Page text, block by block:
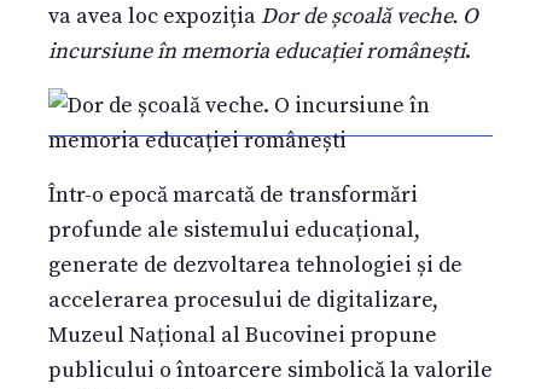
va avea loc expoziția Dor de școală veche. O
incursiune în memoria educației românești.
Într-o epocă marcată de transformări
profunde ale sistemului educațional,
generate de dezvoltarea tehnologiei și de
accelerarea procesului de digitalizare,
Muzeul Național al Bucovinei propune
publicului o întoarcere simbolică la valorile